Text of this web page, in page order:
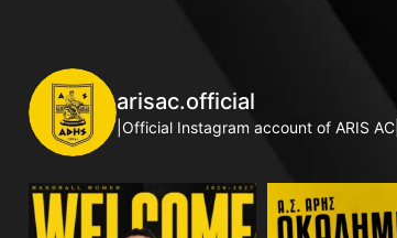
arisac.official
|Official Instagram account of ARIS AC|